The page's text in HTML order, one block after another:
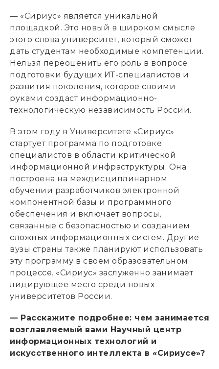
— «Сириус» является уникальной
площадкой. Это новый в широком смысле
этого слова университет, который сможет
дать студентам необходимые компетенции.
Нельзя переоценить его роль в вопросе
подготовки будущих ИТ-специалистов и
развития поколения, которое своими
руками создаст информационно-
технологическую независимость России.
В этом году в Университете «Сириус»
стартует программа по подготовке
специалистов в области критической
информационной инфраструктуры. Она
построена на междисциплинарном
обучении разработчиков электронной
компонентной базы и программного
обеспечения и включает вопросы,
связанные с безопасностью и созданием
сложных информационных систем. Другие
вузы страны также планируют использовать
эту программу в своем образовательном
процессе. «Сириус» заслуженно занимает
лидирующее место среди новых
университетов России.
— Расскажите подробнее: чем занимается
возглавляемый вами Научный центр
информационных технологий и
искусственного интеллекта в «Сириусе»?